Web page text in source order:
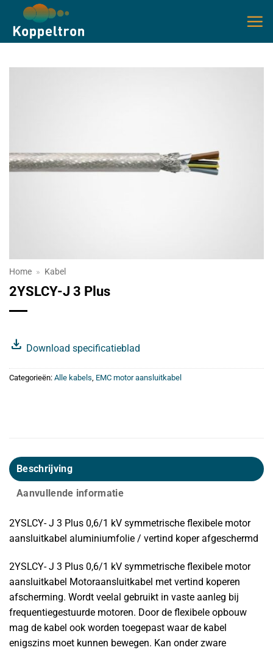
inhoud
Home » Kabel
2YSLCY-J 3 Plus
download Download specificatieblad
Categorieën: Alle kabels, EMC motor aansluitkabel
Beschrijving
Aanvullende informatie
2YSLCY- J 3 Plus 0,6/1 kV symmetrische flexibele motor
aansluitkabel aluminiumfolie / vertind koper afgeschermd
2YSLCY- J 3 Plus 0,6/1 kV symmetrische flexibele motor
aansluitkabel Motoraansluitkabel met vertind koperen
afscherming. Wordt veelal gebruikt in vaste aanleg bij
frequentiegestuurde motoren. Door de flexibele opbouw
mag de kabel ook worden toegepast waar de kabel
enigszins moet kunnen bewegen. Kan onder zware